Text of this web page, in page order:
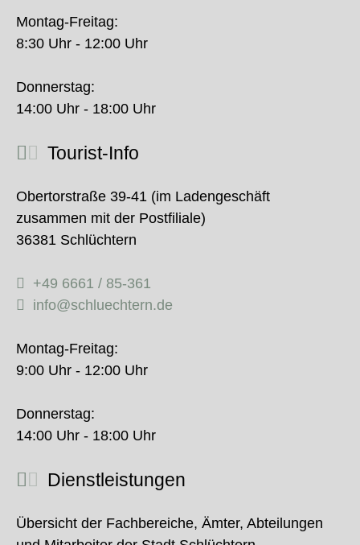
Montag-Freitag:
8:30 Uhr - 12:00 Uhr
Donnerstag:
14:00 Uhr - 18:00 Uhr
Tourist-Info
Obertorstraße 39-41 (im Ladengeschäft
zusammen mit der Postfiliale)
36381 Schlüchtern
+49 6661 / 85-361
info@schluechtern.de
Montag-Freitag:
9:00 Uhr - 12:00 Uhr
Donnerstag:
14:00 Uhr - 18:00 Uhr
Dienstleistungen
Übersicht der Fachbereiche, Ämter, Abteilungen